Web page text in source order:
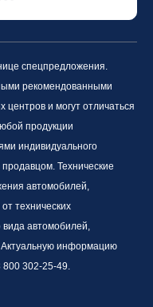
спецпредложения.
рекомендованными
и могут отличаться
продукции
индивидуального
Технические
автомобилей,
технических
вида автомобилей,
информацию
800 302-25-49.